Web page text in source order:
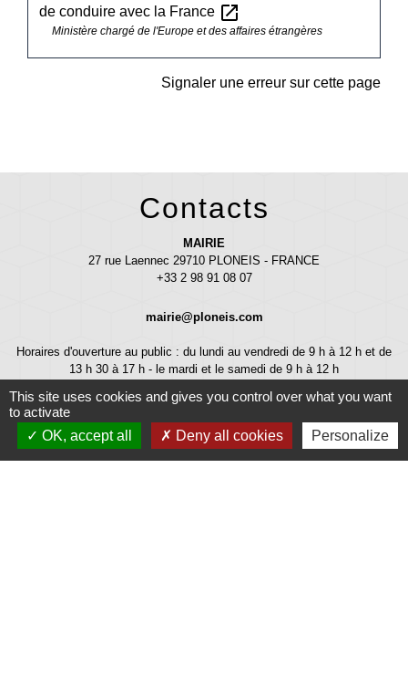
de conduire avec la France open_in_new
Ministère chargé de l'Europe et des affaires étrangères
Signaler une erreur sur cette page
Contacts
MAIRIE
27 rue Laennec 29710 PLONEIS - FRANCE
+33 2 98 91 08 07
mairie@ploneis.com
Horaires d'ouverture au public : du lundi au vendredi de 9 h à 12 h et de
13 h 30 à 17 h - le mardi et le samedi de 9 h à 12 h
This site uses cookies and gives you control over what you want
to activate
OK, accept all
Deny all cookies Personalize